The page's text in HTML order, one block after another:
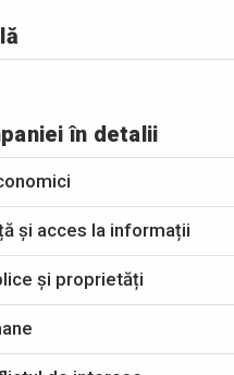
în detalii
și acces la informații
și proprietăți